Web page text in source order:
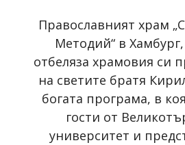
Православният храм
Методий“ в
отбеляза храмовия си
на светите братя
богата програма, в
гости от
университет и